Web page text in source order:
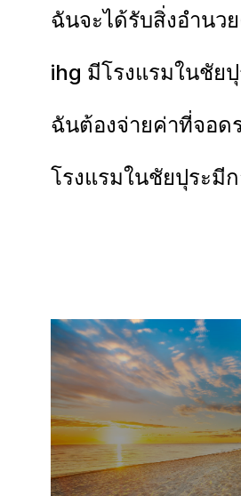
ฉันจะได้รับสิ่งอำนว
ihg มีโรงแรมในชัย
ฉันต้องจ่ายค่าที่จอด
โรงแรมในชัยปุระมี